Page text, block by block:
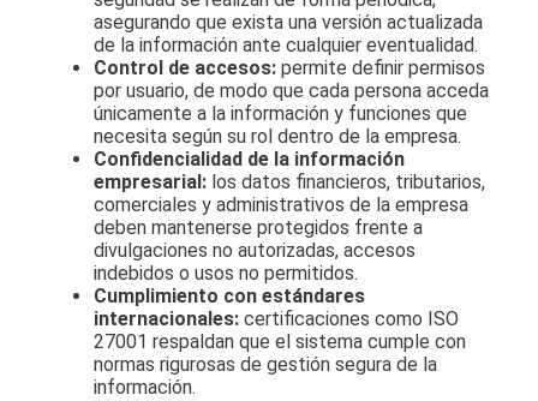
asegurando que exista una versión actualizada
de la información ante cualquier eventualidad.
Control de accesos: permite definir permisos
por usuario, de modo que cada persona acceda
únicamente a la información y funciones que
necesita según su rol dentro de la empresa.
Confidencialidad de la información
empresarial: los datos financieros, tributarios,
comerciales y administrativos de la empresa
deben mantenerse protegidos frente a
divulgaciones no autorizadas, accesos
indebidos o usos no permitidos.
Cumplimiento con estándares
internacionales: certificaciones como ISO
27001 respaldan que el sistema cumple con
normas rigurosas de gestión segura de la
información.